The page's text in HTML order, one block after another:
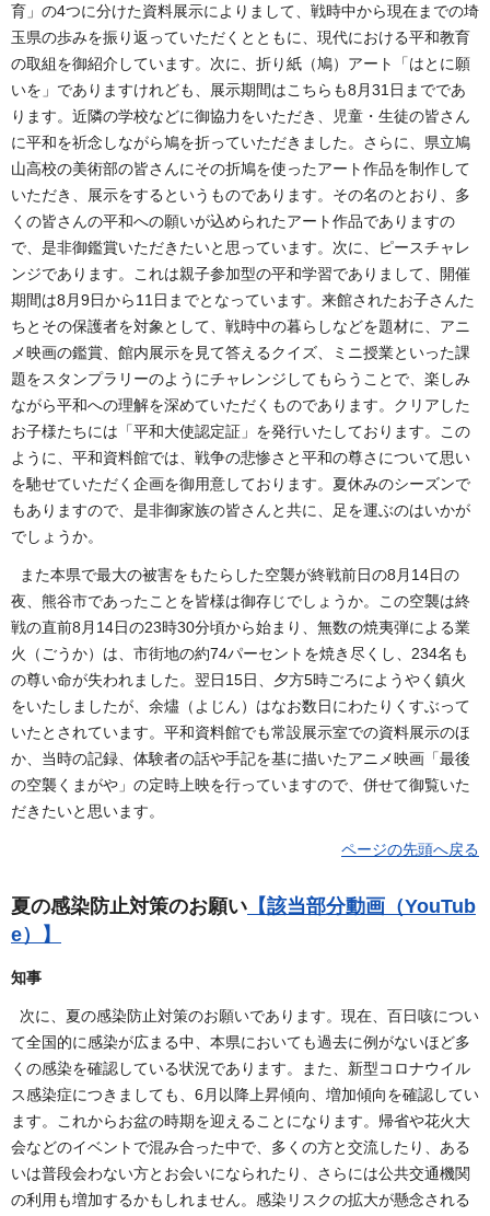
育」の4つに分けた資料展示によりまして、戦時中から現在までの埼
玉県の歩みを振り返っていただくとともに、現代における平和教育
の取組を御紹介しています。次に、折り紙（鳩）アート「はとに願
いを」でありますけれども、展示期間はこちらも8月31日までであ
ります。近隣の学校などに御協力をいただき、児童・生徒の皆さん
に平和を祈念しながら鳩を折っていただきました。さらに、県立鳩
山高校の美術部の皆さんにその折鳩を使ったアート作品を制作して
いただき、展示をするというものであります。その名のとおり、多
くの皆さんの平和への願いが込められたアート作品でありますの
で、是非御鑑賞いただきたいと思っています。次に、ピースチャレ
ンジであります。これは親子参加型の平和学習でありまして、開催
期間は8月9日から11日までとなっています。来館されたお子さんた
ちとその保護者を対象として、戦時中の暮らしなどを題材に、アニ
メ映画の鑑賞、館内展示を見て答えるクイズ、ミニ授業といった課
題をスタンプラリーのようにチャレンジしてもらうことで、楽しみ
ながら平和への理解を深めていただくものであります。クリアした
お子様たちには「平和大使認定証」を発行いたしております。この
ように、平和資料館では、戦争の悲惨さと平和の尊さについて思い
を馳せていただく企画を御用意しております。夏休みのシーズンで
もありますので、是非御家族の皆さんと共に、足を運ぶのはいかが
でしょうか。
また本県で最大の被害をもたらした空襲が終戦前日の8月14日の
夜、熊谷市であったことを皆様は御存じでしょうか。この空襲は終
戦の直前8月14日の23時30分頃から始まり、無数の焼夷弾による業
火（ごうか）は、市街地の約74パーセントを焼き尽くし、234名も
の尊い命が失われました。翌日15日、夕方5時ごろにようやく鎮火
をいたしましたが、余燼（よじん）はなお数日にわたりくすぶって
いたとされています。平和資料館でも常設展示室での資料展示のほ
か、当時の記録、体験者の話や手記を基に描いたアニメ映画「最後
の空襲くまがや」の定時上映を行っていますので、併せて御覧いた
だきたいと思います。
ページの先頭へ戻る
夏の感染防止対策のお願い 【該当部分動画（YouTub
e）】
知事
次に、夏の感染防止対策のお願いであります。現在、百日咳につい
て全国的に感染が広まる中、本県においても過去に例がないほど多
くの感染を確認している状況であります。また、新型コロナウイル
ス感染症につきましても、6月以降上昇傾向、増加傾向を確認してい
ます。これからお盆の時期を迎えることになります。帰省や花火大
会などのイベントで混み合った中で、多くの方と交流したり、ある
いは普段会わない方とお会いになられたり、さらには公共交通機関
の利用も増加するかもしれません。感染リスクの拡大が懸念される